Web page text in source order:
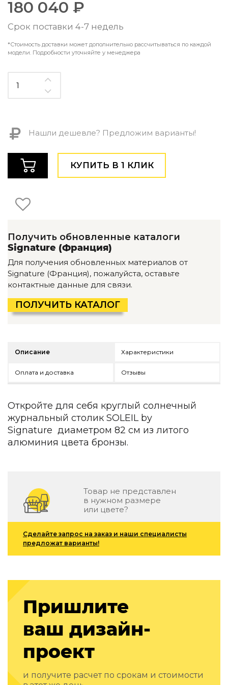
Контемпорари
Производство архитектурного и декоративного
Мебель
По типу
Столы и столики
Мягкая мебель
Полки и стеллажи
Консоли
Мебель по назначению
Мебель для HoReCa
Производство мебели на заказ Romatti
Шкафы и гардеробные на заказ
Мебель для ванной
Детская мебель
Уличная и садовая мебель
Фитнес и wellness-оборудование
Коллекции
ROOM — Modern
INTERRA — Soft Modern
ARTOPIA — Mid-Century
Подбор, производство и комплектация по вашему
Декор
Для кухни
Предметы интерьера
Зеркала
Вентиляторы
Сантехника и инженерия
Дизайнерские ванны
Подбор, производство и комплектация по вашему
Отделка и ремонт
Акустические панели
Стеновые декоративные панели
для террас
Террасные и фасадные системы
Биоклиматические перголы
Камень
Изделия из натурального мрамора и камня
Светящийся камень
180 040 ₽
Срок поставки 4-7 недель
*Стоимость доставки может дополнительно рассчитываться по каждой
модели. Подробности уточняйте у менеджера
Нашли дешевле? Предложим варианты!
КУПИТЬ В 1 КЛИК
Получить обновленные каталоги
Signature (Франция)
Для получения обновленных материалов от
Signature (Франция), пожалуйста, оставьте
контактные данные для связи.
ПОЛУЧИТЬ КАТАЛОГ
Описание Характеристики
Оплата и доставка Отзывы
Откройте для себя круглый солнечный
журнальный столик SOLEIL by
Signature диаметром 82 см из литого
алюминия цвета бронзы.
Товар не представлен
в нужном размере
или цвете?
Сделайте запрос на заказ и наши специалисты
предложат варианты!
Пришлите
ваш дизайн-
проект
и получите расчет по срокам и стоимости